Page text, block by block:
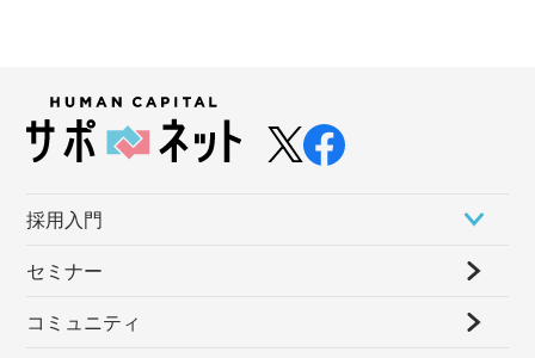
採⽤⼊⾨
セミナー
コミュニティ